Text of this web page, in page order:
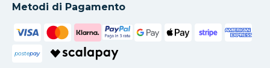
Metodi di Pagamento
postepay